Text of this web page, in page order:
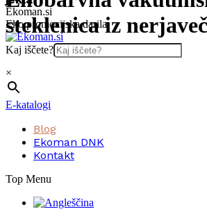
Skip
to
content
Ekoman.si
Eko promocijska darila
Kaj iščete?
×
E-katalogi
Blog
Ekoman DNK
Kontakt
Top Menu
steklenica iz